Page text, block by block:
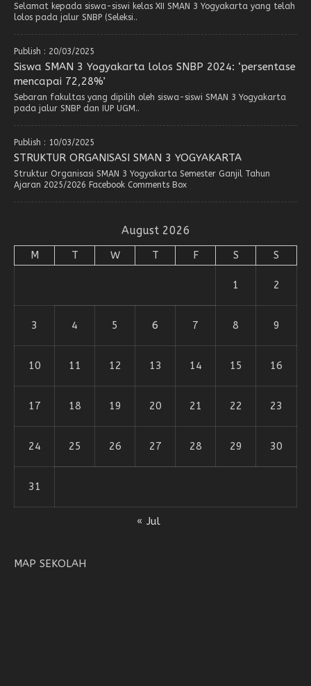
Selamat kepada siswa-siswi kelas XII SMAN 3 Yogyakarta yang telah
lolos pada jalur SNBP (Seleksi..
Publish : 20/03/2025
Siswa SMAN 3 Yogyakarta lolos SNBP 2024: ‘persentase
mencapai 72,28%’
Sebaran fakultas yang dipilih oleh siswa-siswi SMAN 3 Yogyakarta
pada jalur SNBP dan IUP UGM..
Publish : 10/03/2025
STRUKTUR ORGANISASI SMAN 3 YOGYAKARTA
Struktur Organisasi SMAN 3 Yogyakarta Semester Ganjil Tahun
Ajaran 2025/2026 Facebook Comments Box
August 2026
M T W T F S S
1 2
3 4 5 6 7 8 9
10 11 12 13 14 15 16
17 18 19 20 21 22 23
24 25 26 27 28 29 30
31
« Jul
MAP SEKOLAH